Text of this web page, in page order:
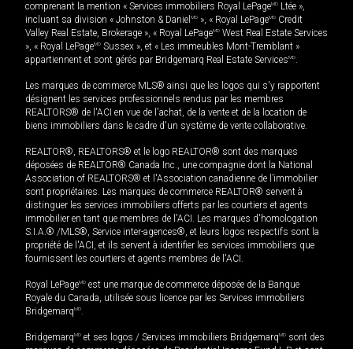
comprenant la mention « Services immobiliers Royal LePageMD Ltée »,
incluant sa division « Johnston & Daniel MD », « Royal LePageMD Credit
Valley Real Estate, Brokerage », « Royal LePageMD West Real Estate Services
», « Royal LePageMD Sussex », et « Les immeubles Mont-Tremblant »
appartiennent et sont gérés par Bridgemarq Real Estate ServicesMD.
Les marques de commerce MLS® ainsi que les logos qui s'y rapportent
désignent les services professionnels rendus par les membres
REALTORS® de l'ACI en vue de l'achat, de la vente et de la location de
biens immobiliers dans le cadre d'un système de vente collaborative.
REALTOR®, REALTORS® et le logo REALTOR® sont des marques
déposées de REALTOR® Canada Inc., une compagnie dont la National
Association of REALTORS® et l'Association canadienne de l’immobilier
sont propriétaires. Les marques de commerce REALTOR® servent à
distinguer les services immobiliers offerts par les courtiers et agents
immobilier en tant que membres de l'ACI. Les marques d'homologation
S.I.A.® /MLS®, Service inter-agences®, et leurs logos respectifs sont la
propriété de l'ACI, et ils servent à identifier les services immobiliers que
fournissent les courtiers et agents membres de l'ACI.
Royal LePageMD est une marque de commerce déposée de la Banque
Royale du Canada, utilisée sous licence par les Services immobiliers
BridgemarqMD.
BridgemarqMD et ses logos / Services immobiliers BridgemarqMD sont des